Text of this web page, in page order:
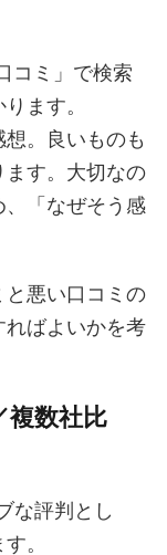
コミ」で検索
ます。
。良いものも
す。大切なの
「なぜそう感
と悪い口コミの
ばよいかを考
複数社比
な評判とし
。